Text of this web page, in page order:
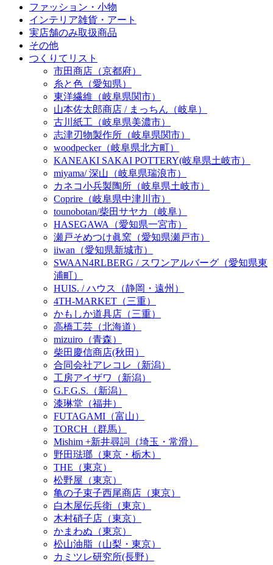
ファッション・小物
インテリア雑貨・アート
実店舗のみ取扱商品
その他
つくりてリスト
市田商店（京都府）
糸と色（愛知県）
東洋繊維（岐阜県関市）
山本佐太郎商店 / まっちん（岐阜）
古川紙工（岐阜県美濃市）
志津刃物製作所（岐阜県関市）
woodpecker（岐阜県北方町）
KANEAKI SAKAI POTTERY(岐阜県土岐市）
miyama/ 深山（岐阜県瑞浪市）
カネコ小兵製陶所（岐阜県土岐市）
Coprire（岐阜県中津川市）
tounobotan/柴田サヤカ（岐阜）
HASEGAWA（愛知県一宮市）
瀬戸そめつけ眞窯（愛知県瀬戸市）
iiwan（愛知県新城市）
SWAAN4RLBERG / スワンアルバーグ（愛知県東
浦町）
HUIS. / ハウス（静岡・遠州）
4TH-MARKET（三重）
かもしか道具店（三重）
高橋工芸（北海道）
mizuiro（青森）
柴田慶信商店(秋田）
合同会社アレコレ（新潟）
工房アイザワ（新潟）
G.F.G.S.（新潟）
漆琳堂（福井）
FUTAGAMI（富山）
TORCH（群馬）
Mishim +新井尋詞（埼玉・常滑）
野田琺瑯（東京・栃木）
THE（東京）
松野屋（東京）
亀の子束子西尾商店（東京）
白木屋伝兵衛（東京）
木村硝子店（東京）
かまわぬ（東京）
松山油脂（山梨・東京）
カミツレ研究所(長野）